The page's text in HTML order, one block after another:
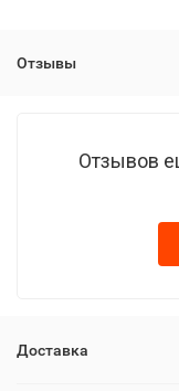
Отзывы
Отзывов
Доставка